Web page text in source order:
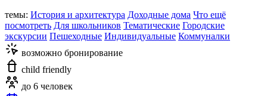
темы: История и архитектура Доходные дома Что ещё
посмотреть Для школьников Тематические Городские
экскурсии Пешеходные Индивидуальные Коммуналки
возможно бронирование
child friendly
до 6 человек